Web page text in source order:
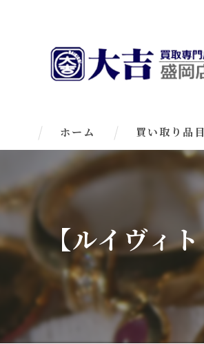
ホーム 買い取り品目
【ルイヴィ